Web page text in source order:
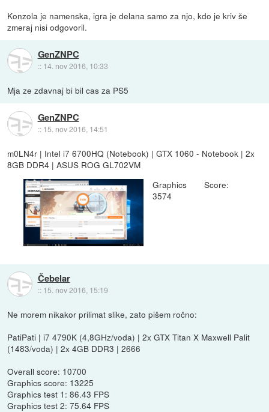
Konzola je namenska, igra je delana samo za njo, kdo je kriv še
zmeraj nisi odgovoril.
GenZNPC
:: 14. nov 2016, 10:33
Mja ze zdavnaj bi bil cas za PS5
GenZNPC
:: 15. nov 2016, 14:51
m0LN4r | Intel i7 6700HQ (Notebook) | GTX 1060 - Notebook | 2x
8GB DDR4 | ASUS ROG GL702VM
Graphics Score:
3574
Čebelar
:: 15. nov 2016, 15:19
Ne morem nikakor prilimat slike, zato pišem ročno:
PatiPati | i7 4790K (4,8GHz/voda) | 2x GTX Titan X Maxwell Palit
(1483/voda) | 2x 4GB DDR3 | 2666
Overall score: 10700
Graphics score: 13225
Graphics test 1: 86.43 FPS
Graphics test 2: 75.64 FPS